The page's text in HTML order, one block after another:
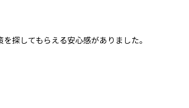
探してもらえる安心感がありました。